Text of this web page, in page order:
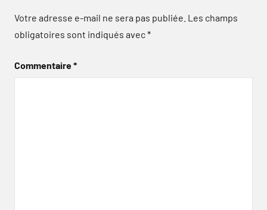
Votre adresse e-mail ne sera pas publiée. Les champs
obligatoires sont indiqués avec*
Commentaire*